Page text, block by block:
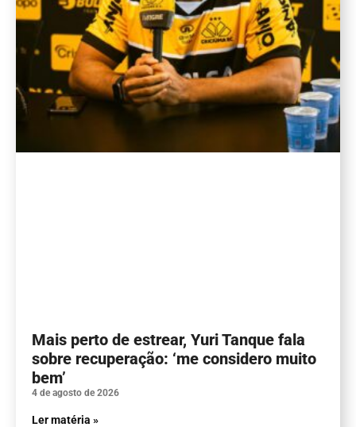
Mais perto de estrear, Yuri Tanque fala
sobre recuperação: ‘me considero muito
bem’
4 de agosto de 2026
Ler matéria »